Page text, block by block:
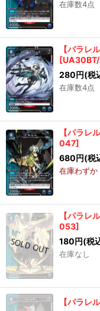
在庫数4点
【パラレ
[
280円(税
在庫数4点
【パラレ
047]
680円(税
在庫わずか
【パラレ
053]
180円(税
在庫なし
【パラレ